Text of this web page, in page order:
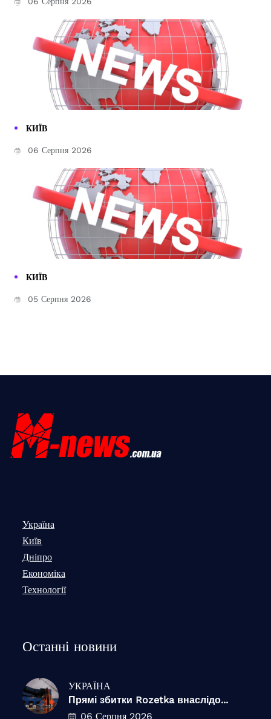
КИЇВ
06 Серпня 2026
КИЇВ
05 Серпня 2026
Україна
Київ
Дніпро
Економіка
Технології
Останні новини
УКРАЇНА
Прямі збитки Rozetka внаслідо...
06 Серпня 2026